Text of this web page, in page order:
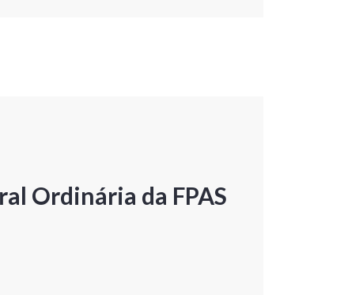
Ordinária da FPAS